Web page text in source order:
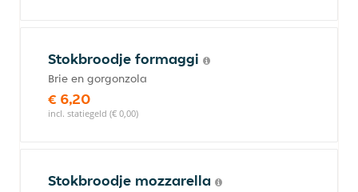
Stokbroodje formaggi
Brie en gorgonzola
€ 6,20
incl. statiegeld (€ 0,00)
Stokbroodje mozzarella